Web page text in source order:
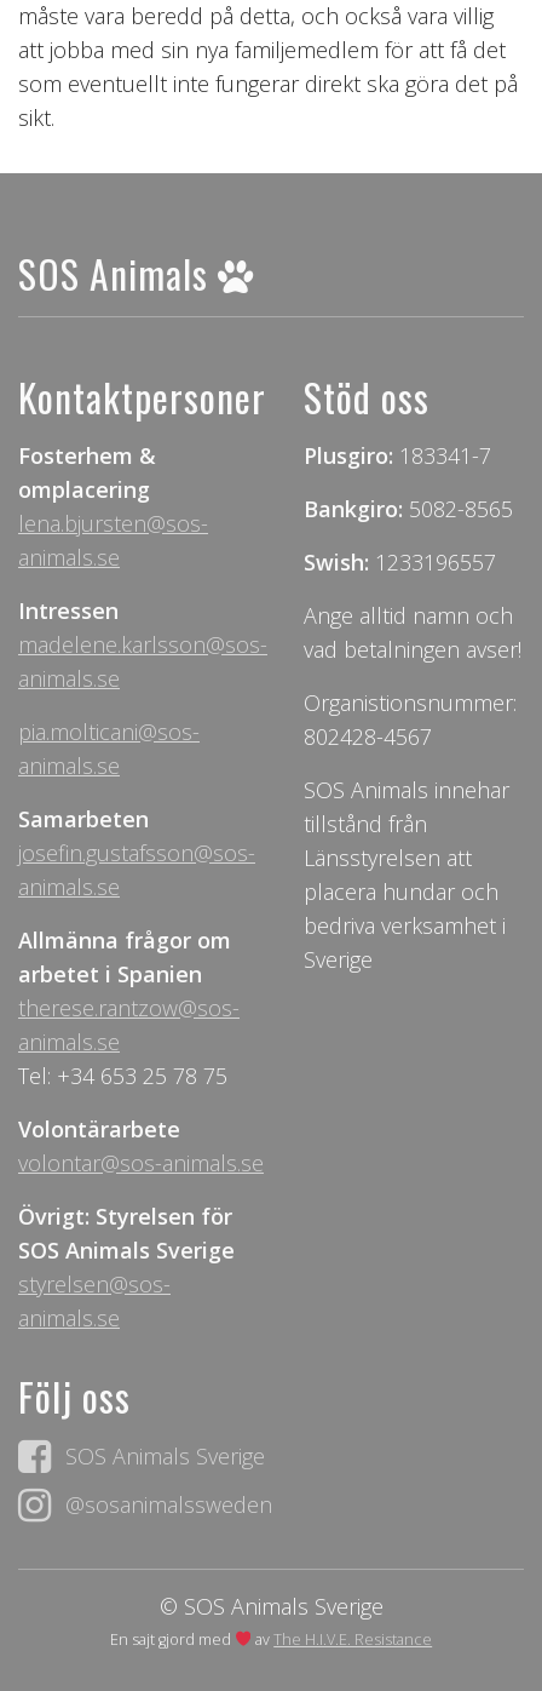
måste vara beredd på detta, och också vara villig
att jobba med sin nya familjemedlem för att få det
som eventuellt inte fungerar direkt ska göra det på
sikt.
SOS Animals
Kontaktpersoner
Fosterhem &
omplacering
lena.bjursten@sos-
animals.se
Intressen
madelene.karlsson@sos-
animals.se
pia.molticani@sos-
animals.se
Samarbeten
josefin.gustafsson@sos-
animals.se
Allmänna frågor om
arbetet i Spanien
therese.rantzow@sos-
animals.se
Tel: +34 653 25 78 75
Volontärarbete
volontar@sos-animals.se
Övrigt: Styrelsen för
SOS Animals Sverige
styrelsen@sos-
animals.se
Stöd oss
Plusgiro: 183341-7
Bankgiro: 5082-8565
Swish: 1233196557
Ange alltid namn och
vad betalningen avser!
Organistionsnummer:
802428-4567
SOS Animals innehar
tillstånd från
Länsstyrelsen att
placera hundar och
bedriva verksamhet i
Sverige
Följ oss
SOS Animals Sverige
@sosanimalssweden
© SOS Animals Sverige
En sajt gjord med avThe H.I.V.E. Resistance